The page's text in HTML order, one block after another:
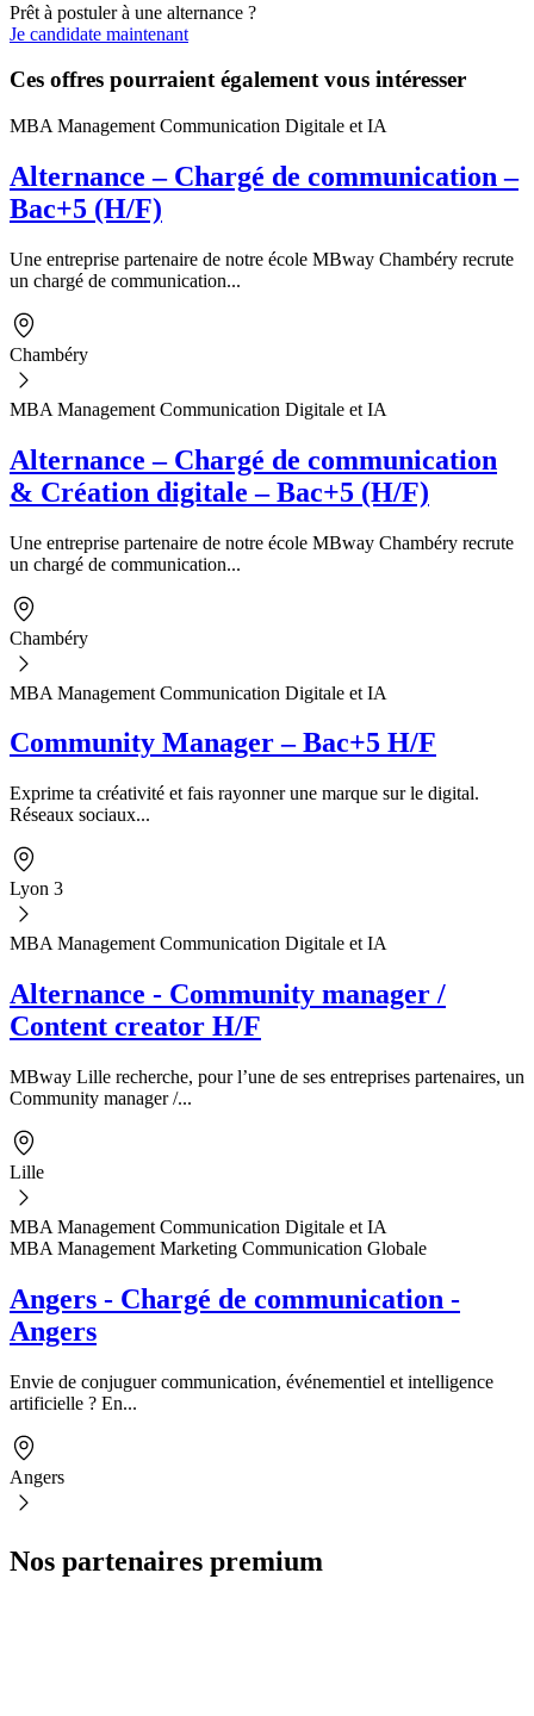
Prêt à postuler à une alternance ?
Je candidate maintenant
Ces offres pourraient également vous intéresser
MBA Management Communication Digitale et IA
Alternance – Chargé de communication –
Bac+5 (H/F)
Une entreprise partenaire de notre école MBway Chambéry recrute
un chargé de communication...
Chambéry
MBA Management Communication Digitale et IA
Alternance – Chargé de communication
& Création digitale – Bac+5 (H/F)
Une entreprise partenaire de notre école MBway Chambéry recrute
un chargé de communication...
Chambéry
MBA Management Communication Digitale et IA
Community Manager – Bac+5 H/F
Exprime ta créativité et fais rayonner une marque sur le digital.
Réseaux sociaux...
Lyon 3
MBA Management Communication Digitale et IA
Alternance - Community manager /
Content creator H/F
MBway Lille recherche, pour l’une de ses entreprises partenaires, un
Community manager /...
Lille
MBA Management Communication Digitale et IA
MBA Management Marketing Communication Globale
Angers - Chargé de communication -
Angers
Envie de conjuguer communication, événementiel et intelligence
artificielle ? En...
Angers
Nos partenaires premium